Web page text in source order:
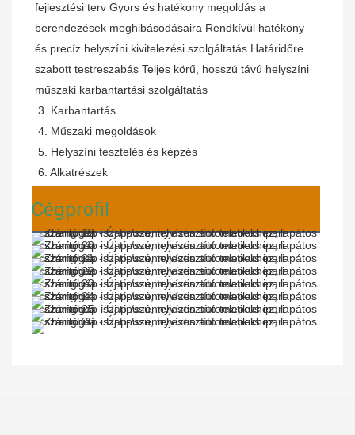
fejlesztési terv Gyors és hatékony megoldás a
berendezések meghibásodásaira Rendkívül hatékony
és precíz helyszíni kivitelezési szolgáltatás Határidőre
szabott testreszabás Teljes körű, hosszú távú helyszíni
műszaki karbantartási szolgáltatás
3. Karbantartás
4. Műszaki megoldások
5. Helyszíni tesztelés és képzés
6. Alkatrészek
Cégprofil